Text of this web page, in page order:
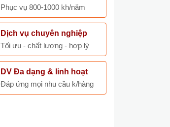
Phục vụ 800-1000 kh/năm
Dịch vụ chuyên nghiệp
Tối ưu - chất lượng - hợp lý
DV Đa dạng & linh hoạt
Đáp ứng mọi nhu cầu k/hàng